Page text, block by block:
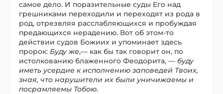
самое дело. И поразительные суды Его над
грешниками переходили и переходят из рода в
род, отрезвляя расслабляющихся и пробуждая
предающихся нерадению. Вот об этом-то
действии судов Божиих и упоминает здесь
пророк: Буду же,— как бы так говорит он, по
истолкованию блаженного Феодорита, — буду
иметь усердие к исполнению заповедей Твоих,
зная, что нарушители их были уничижаемы и
посрамляемы Тобою.